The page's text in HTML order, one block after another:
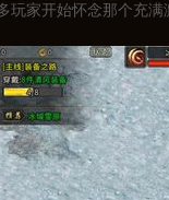
家开始怀念那个充满